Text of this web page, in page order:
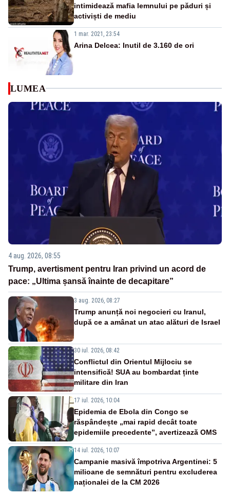
intimidează mafia lemnului pe păduri și
activiști de mediu
1 mar. 2021, 23:54
Arina Delcea: Inutil de 3.160 de ori
LUMEA
4 aug. 2026, 08:55
Trump, avertisment pentru Iran privind un acord de
pace: „Ultima șansă înainte de decapitare”
3 aug. 2026, 08:27
Trump anunță noi negocieri cu Iranul,
după ce a amânat un atac alături de Israel
30 iul. 2026, 08:42
Conflictul din Orientul Mijlociu se
intensifică! SUA au bombardat ținte
militare din Iran
17 iul. 2026, 10:04
Epidemia de Ebola din Congo se
răspândește „mai rapid decât toate
epidemiile precedente”, avertizează OMS
14 iul. 2026, 10:07
Campanie masivă împotriva Argentinei: 5
milioane de semnături pentru excluderea
naționalei de la CM 2026